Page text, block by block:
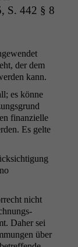
S. 442 § 8
der dem
kann.
es könne
finanzielle
Es gelte
nicht
Daher sei
über